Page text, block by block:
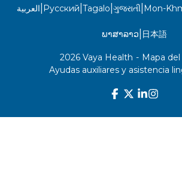
العربية|Русский|Tagalo|ગુજરાતી|Mon-
ພາສາລາວ| 日本語
2026 Vaya Health - Mapa
Ayudas auxiliares y asistencia